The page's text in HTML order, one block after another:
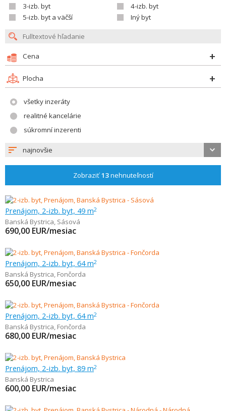
3-izb. byt
4-izb. byt
5-izb. byt a väčší
Iný byt
Cena
Plocha
všetky inzeráty
realitné kancelárie
súkromní inzerenti
najnovšie
Zobraziť13nehnuteľností
Prenájom, 2-izb. byt, 49 m2
Banská Bystrica, Sásová
690,00 EUR/mesiac
Prenájom, 2-izb. byt, 64 m2
Banská Bystrica, Fončorda
650,00 EUR/mesiac
Prenájom, 2-izb. byt, 64 m2
Banská Bystrica, Fončorda
680,00 EUR/mesiac
Prenájom, 2-izb. byt, 89 m2
Banská Bystrica
600,00 EUR/mesiac